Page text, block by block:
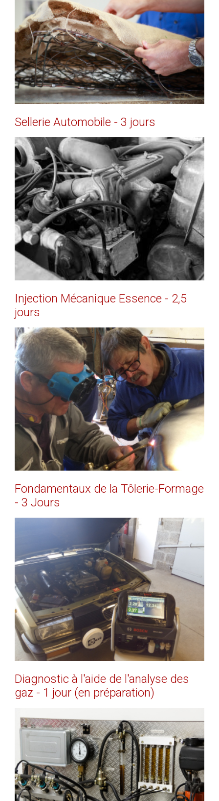
EN SAVOIR PLUS
Sellerie Automobile - 3 jours
EN SAVOIR PLUS
Injection Mécanique Essence - 2,5
jours
EN SAVOIR PLUS
Fondamentaux de la Tôlerie-Formage
- 3 Jours
EN SAVOIR PLUS
Diagnostic à l'aide de l'analyse des
gaz - 1 jour (en préparation)
EN SAVOIR PLUS